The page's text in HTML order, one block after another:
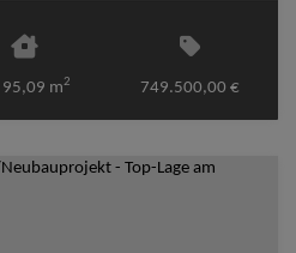
95,09 m2 749.500,00 €